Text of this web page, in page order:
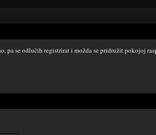
pa se odlučih registrirat i možda se pridružit pokojoj